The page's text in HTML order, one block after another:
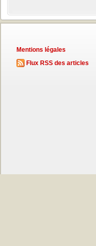
Mentions légales
Flux RSS des articles